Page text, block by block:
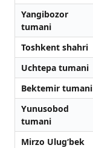
Yangibozor
tumani
Toshkent shahri
Uchtepa tumani
Bektemir tumani
Yunusobod
tumani
Mirzo Ulug‘bek